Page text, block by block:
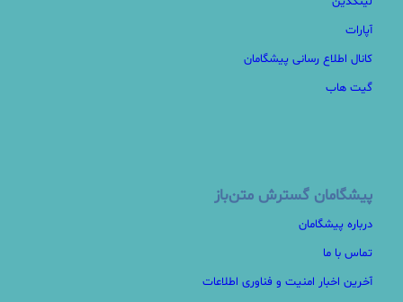
آپارات
کانال اطلاع رسانی پیشگامان
گیت هاب
پیشگامان گسترش متن‌باز
درباره پیشگامان
تماس با ما
آخرین اخبار امنیت و فناوری اطلاعات